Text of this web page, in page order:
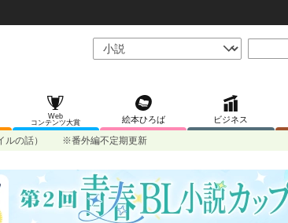
Web
コンテンツ大賞
絵本ひろば ビジネス
イルの話） ※番外編不定期更新